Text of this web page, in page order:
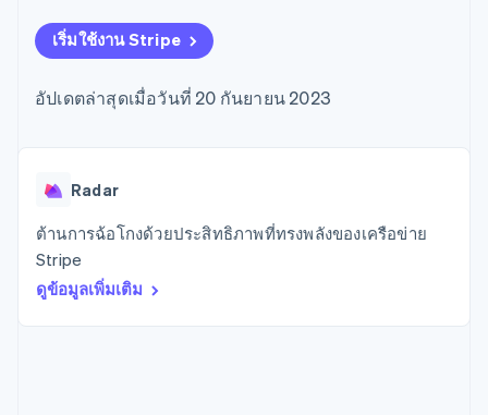
มากกว่า 125
รายการ
Authorization
ยกระดับการ
รวดเร็วขึ้น
ขายและ VAT
อัตโนมัติ
Revenue
Data
การจัดการเงิน
แพลตฟอร์ม
แวดวงครีเอเตอร์
เกม
เสนอการเรียกเก็บเงินตาม
การใช้งาน
รองรับอยู่
จัดเตรียมและจัดการ
บริษัท
แผนงานผลิตภัณฑ์
การประชุมประจำปีแบบ
เซสชัน
การติดต่อ
ติดต่อฝ่ายขาย
เริ่มใช้งาน Stripe
อัปเดตล่าสุดเมื่อวันที่ 20 กันยายน 2023
Radar
ต้านการฉ้อโกงด้วยประสิทธิภาพที่ทรงพลังของเครือข่าย
Stripe
ดูข้อมูลเพิ่มเติม